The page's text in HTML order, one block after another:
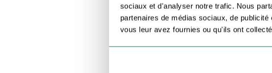
sociaux et d'analyser notre trafic. Nous
partenaires de médias sociaux, de
vous leur avez fournies ou qu'ils ont